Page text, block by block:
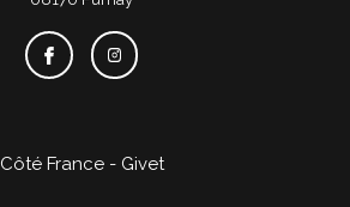
Côté France - Givet